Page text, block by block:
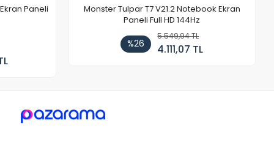
Paneli
Monster Tulpar T7 V21.2 Notebook Ekran
Paneli Full HD 144Hz
%26
5.549,94 TL
4.111,07 TL